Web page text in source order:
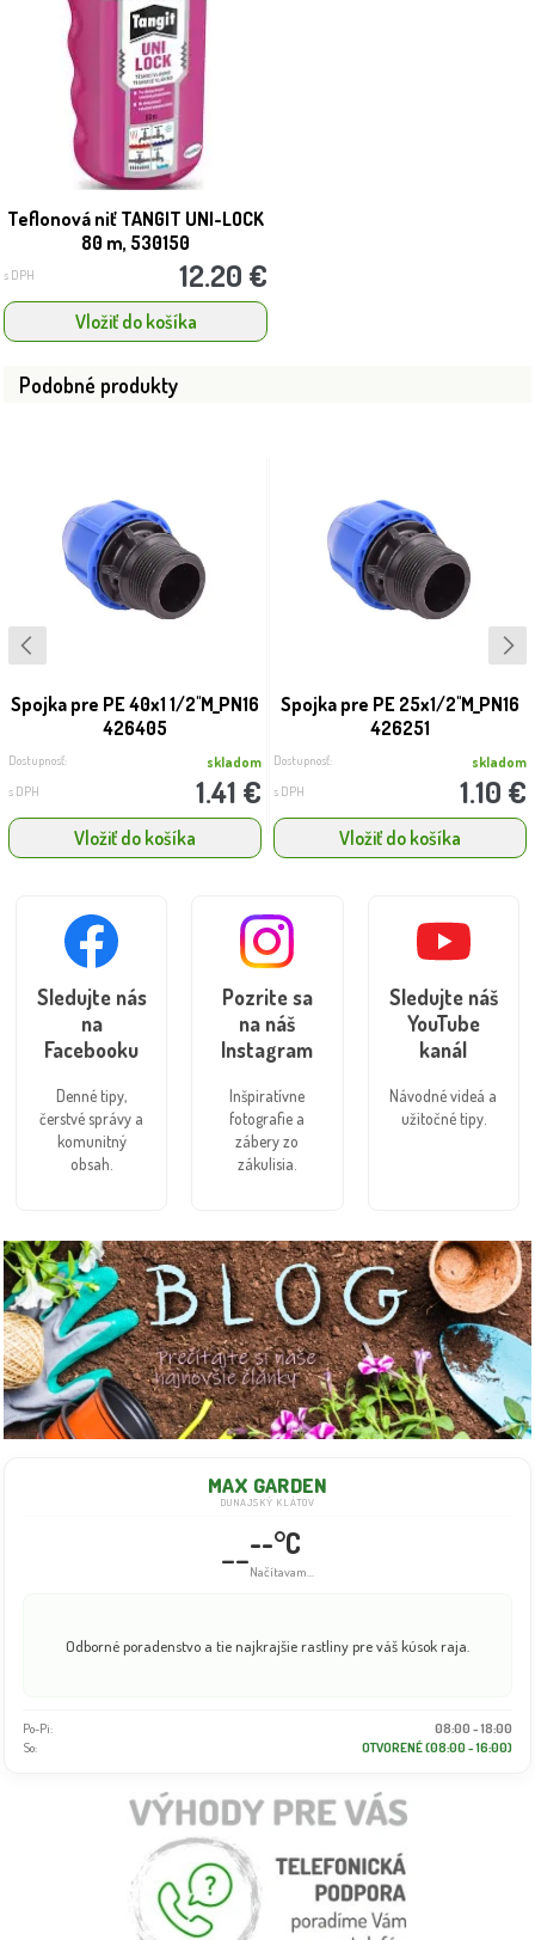
MAX GARDEN
DUNAJSKÝ KLÁTOV
----°C
Načítavam...
Odborné poradenstvo a tie najkrajšie rastliny pre váš kúsok raja.
Po-Pi:
08:00 - 18:00
So:
OTVORENÉ (08:00 - 16:00)
Teflonová niť TANGIT UNI-LOCK
80 m, 530150
s DPH 12.20 €
Vložiť do košíka
Podobné produkty
Spojka pre PE 40x1 1/2''M_PN16
426405
Dostupnosť: skladom
s DPH 1.41 €
Vložiť do košíka
Spojka pre PE 25x1/2''M_PN16
426251
Dostupnosť: skladom
s DPH 1.10 €
Vložiť do košíka
Sledujte nás
na
Facebooku
Denné tipy,
čerstvé správy a
komunitný
obsah.
Pozrite sa
na náš
Instagram
Inšpiratívne
fotografie a
zábery zo
zákulisia.
Sledujte náš
YouTube
kanál
Návodné videá a
užitočné tipy.